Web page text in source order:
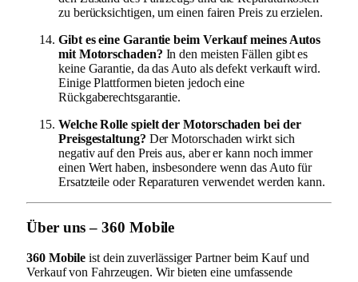
zu berücksichtigen, um einen fairen Preis zu erzielen.
Gibt es eine Garantie beim Verkauf meines Autos
mit Motorschaden? In den meisten Fällen gibt es
keine Garantie, da das Auto als defekt verkauft wird.
Einige Plattformen bieten jedoch eine
Rückgaberechtsgarantie.
Welche Rolle spielt der Motorschaden bei der
Preisgestaltung? Der Motorschaden wirkt sich
negativ auf den Preis aus, aber er kann noch immer
einen Wert haben, insbesondere wenn das Auto für
Ersatzteile oder Reparaturen verwendet werden kann.
Über uns – 360 Mobile
360 Mobile ist dein zuverlässiger Partner beim Kauf und
Verkauf von Fahrzeugen. Wir bieten eine umfassende